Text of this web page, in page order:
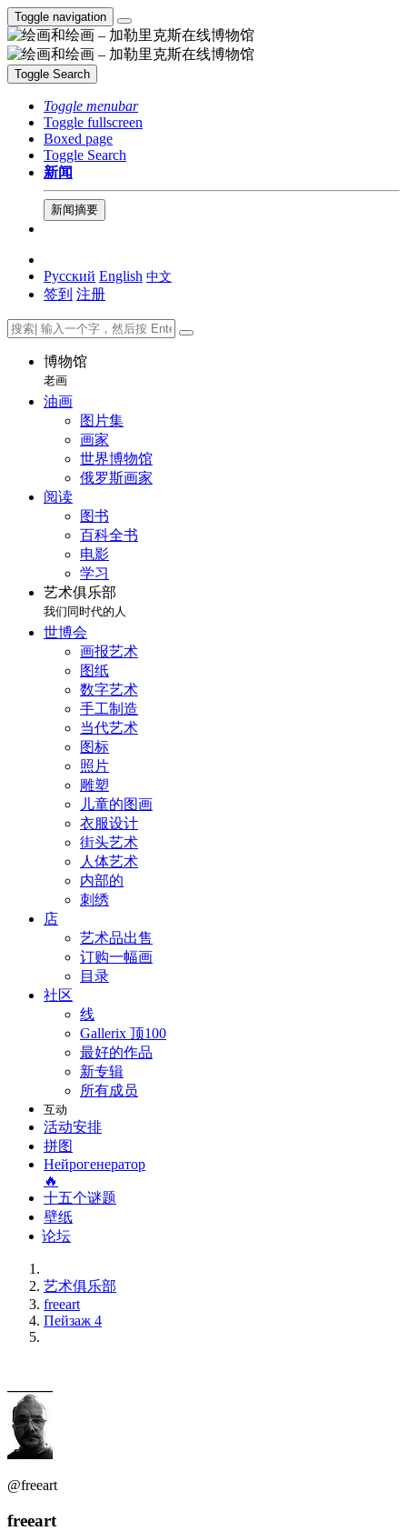
Toggle navigation
Toggle Search
Toggle menubar
Toggle fullscreen
Boxed page
Toggle Search
新闻
新闻摘要
Русский English 中文
签到 注册
博物馆
老画
油画
图片集
画家
世界博物馆
俄罗斯画家
阅读
图书
百科全书
电影
学习
艺术俱乐部
我们同时代的人
世博会
画报艺术
图纸
数字艺术
手工制造
当代艺术
图标
照片
雕塑
儿童的图画
衣服设计
街头艺术
人体艺术
内部的
刺绣
店
艺术品出售
订购一幅画
目录
社区
线
Gallerix 顶100
最好的作品
新专辑
所有成员
互动
活动安排
拼图
Нейрогенератор
🔥
十五个谜题
壁纸
论坛
艺术俱乐部
freeart
Пейзаж 4
@freeart
freeart